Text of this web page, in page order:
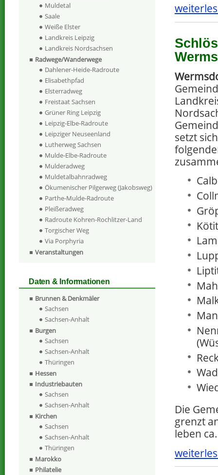
setzt
Die
grenzt
leben
Muldetal
Saale
Weiße Elster
Landkreis Leipzig
Landkreis Nordsachsen
Radwege/Wanderwege
Dahlener-Heide-Radroute
Elisabethpfad
Elsterradweg
Freistaat Sachsen
Grüner Ring Leipzig
Leipzig-Elbe-Radroute
Leipziger Neuseenland
Lutherweg Sachsen
Mulde-Elbe-Radroute
Mulderadweg
Muldetalbahnradweg
Ökumenischer Pilgerweg (Jakobsweg)
Parthe-Mulde-Radroute
Pleißeradweg
Radroute Kohren-Rochlitzer-Land
Torgischer Weg
Via Porphyria
Veranstaltungen
Daten & Informationen
Brunnen & Denkmäler
Sachsen
Sachsen-Anhalt
Burgen
Sachsen
Sachsen-Anhalt
Thüringen
Hessen
Industriebauten
Sachsen
Sachsen-Anhalt
Kirchen
Sachsen
Sachsen-Anhalt
Thüringen
Marokko
Philatelie